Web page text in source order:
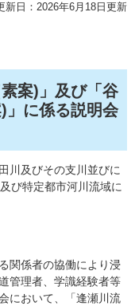
新日：2026年6月18日更新
案)」及び「谷
」に係る説明会
川及びその支川並びに
び特定都市河川流域に
関係者の協働により浸
管理者、学識経験者等
において、「逢瀬川流